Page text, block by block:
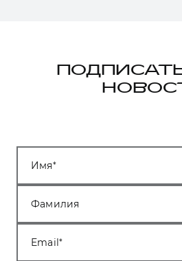
Имя
Фамилия
Email